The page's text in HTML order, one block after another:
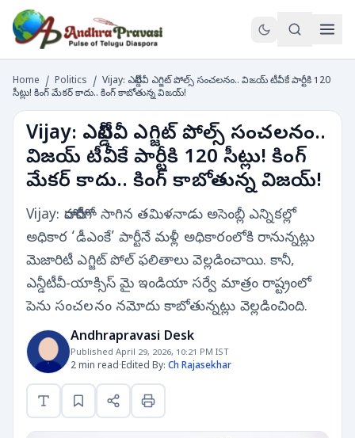
Home / Politics / Vijay: ఎన్డీటీవీ ఎగ్జిట్‌ పోల్స్‌ సంచలనం.. విజయ్‌ టీవీకే పార్టీకి 120
సీట్లు! కింగ్ మేకర్ కాదు.. కింగ్ కాబోతున్న విజయ్!
Vijay: ఎన్డీటీవీ ఎగ్జిట్‌ పోల్స్‌ సంచలనం..
విజయ్‌ టీవీకే పార్టీకి 120 సీట్లు! కింగ్
మేకర్ కాదు.. కింగ్ కాబోతున్న విజయ్!
Vijay: హోరాహోరీగా సాగిన తమిళనాడు అసెంబ్లీ ఎన్నికల్లో
అధికార ‘డీఎంకే’ పార్టీనే మళ్లీ అధికారంలోకి రానున్నట్లు
మెజారిటీ ఎగ్జిట్‌ పోల్‌ ఫలితాలు వెల్లడించాయి. కానీ,
ఎన్డీటీవీ-యాక్సిస్‌ మై ఇండియా సర్వే మాత్రం రాష్ట్రంలో
పెను సంచలనం నమోదు కాబోతున్నట్లు వెల్లడించింది.
Andhrapravasi Desk
Published April 29, 2026, 10:21 PM IST
2 min read·Edited By: Ch Rajasekhar